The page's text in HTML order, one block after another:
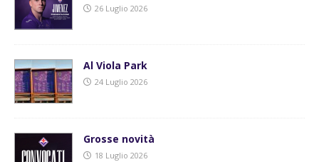
26 Luglio 2026
Al Viola Park
24 Luglio 2026
Grosse novità
18 Luglio 2026